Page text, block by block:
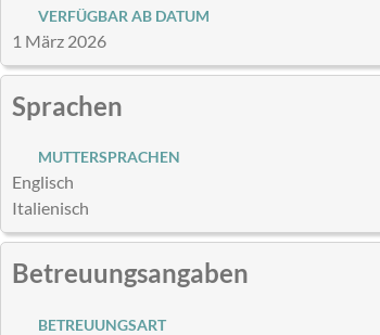
VERFÜGBAR AB DATUM
1 März 2026
Sprachen
MUTTERSPRACHEN
Englisch
Italienisch
Betreuungsangaben
BETREUUNGSART